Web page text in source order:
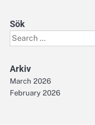
Sök
Search
for:
Arkiv
March 2026
February 2026